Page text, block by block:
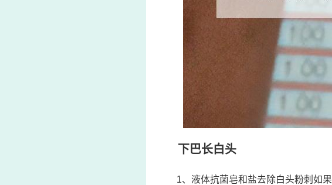
下巴长白头
1、液体抗菌皂和盐去除白头粉刺如